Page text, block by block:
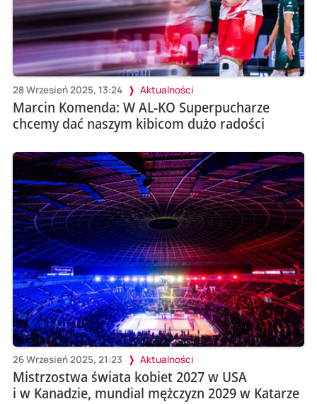
28 Wrzesień 2025, 13:24 Aktualności
Marcin Komenda: W AL-KO Superpucharze
chcemy dać naszym kibicom dużo radości
26 Wrzesień 2025, 21:23 Aktualności
Mistrzostwa świata kobiet 2027 w USA
i w Kanadzie, mundial mężczyzn 2029 w Katarze